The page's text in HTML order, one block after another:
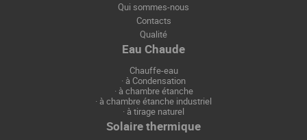
Qui sommes-nous
Contacts
Qualité
Eau Chaude
Chauffe-eau
· à Condensation
· à chambre étanche
· à chambre étanche industriel
· à tirage naturel
Solaire thermique